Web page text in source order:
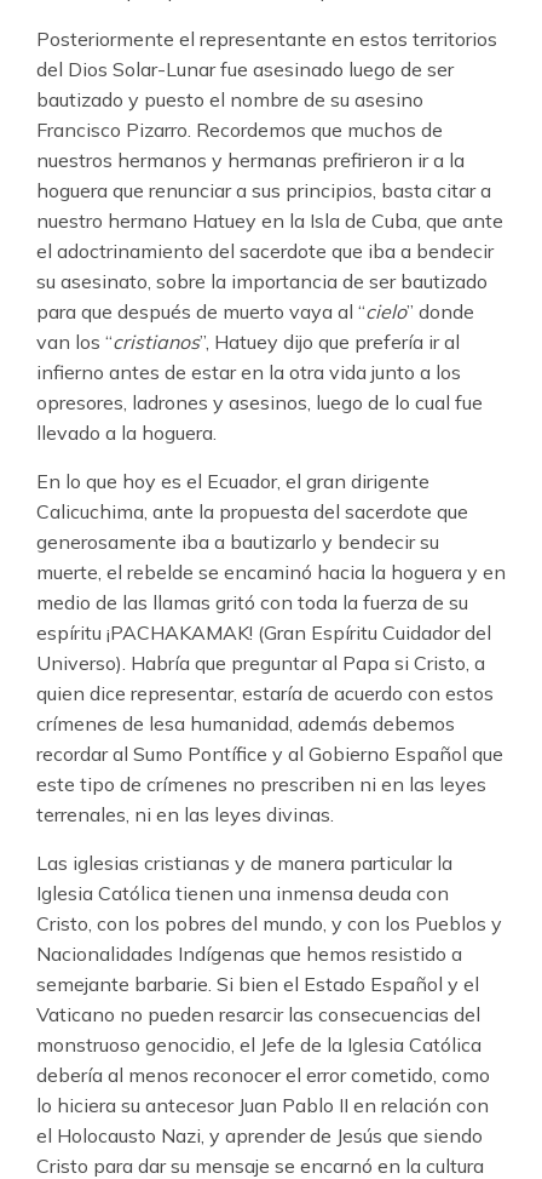
Posteriormente el representante en estos territorios
del Dios Solar-Lunar fue asesinado luego de ser
bautizado y puesto el nombre de su asesino
Francisco Pizarro. Recordemos que muchos de
nuestros hermanos y hermanas prefirieron ir a la
hoguera que renunciar a sus principios, basta citar a
nuestro hermano Hatuey en la Isla de Cuba, que ante
el adoctrinamiento del sacerdote que iba a bendecir
su asesinato, sobre la importancia de ser bautizado
para que después de muerto vaya al “cielo” donde
van los “cristianos”, Hatuey dijo que prefería ir al
infierno antes de estar en la otra vida junto a los
opresores, ladrones y asesinos, luego de lo cual fue
llevado a la hoguera.
En lo que hoy es el Ecuador, el gran dirigente
Calicuchima, ante la propuesta del sacerdote que
generosamente iba a bautizarlo y bendecir su
muerte, el rebelde se encaminó hacia la hoguera y en
medio de las llamas gritó con toda la fuerza de su
espíritu ¡PACHAKAMAK! (Gran Espíritu Cuidador del
Universo). Habría que preguntar al Papa si Cristo, a
quien dice representar, estaría de acuerdo con estos
crímenes de lesa humanidad, además debemos
recordar al Sumo Pontífice y al Gobierno Español que
este tipo de crímenes no prescriben ni en las leyes
terrenales, ni en las leyes divinas.
Las iglesias cristianas y de manera particular la
Iglesia Católica tienen una inmensa deuda con
Cristo, con los pobres del mundo, y con los Pueblos y
Nacionalidades Indígenas que hemos resistido a
semejante barbarie. Si bien el Estado Español y el
Vaticano no pueden resarcir las consecuencias del
monstruoso genocidio, el Jefe de la Iglesia Católica
debería al menos reconocer el error cometido, como
lo hiciera su antecesor Juan Pablo II en relación con
el Holocausto Nazi, y aprender de Jesús que siendo
Cristo para dar su mensaje se encarnó en la cultura